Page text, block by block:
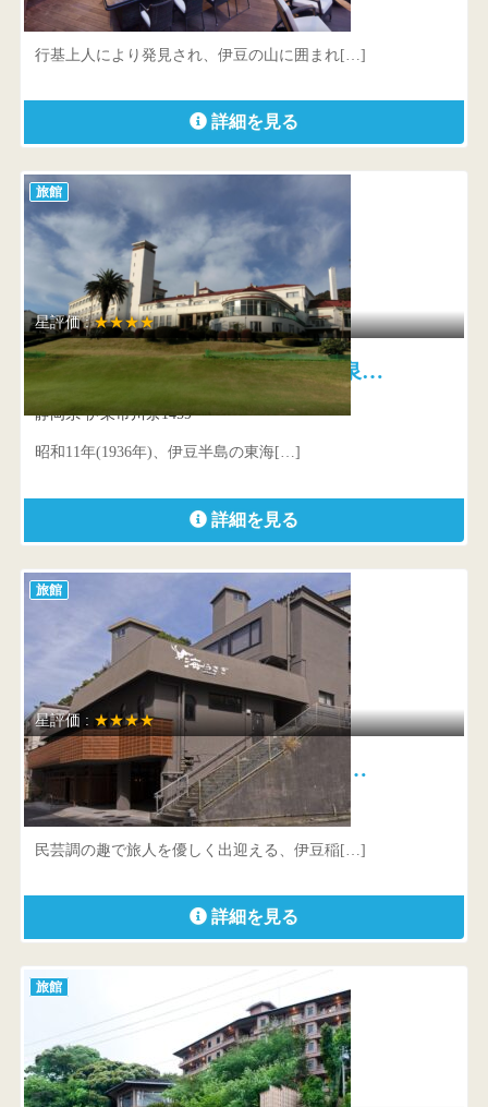
静岡県 伊豆市吉奈98番地
行基上人により発見され、伊豆の山に囲まれ[…]
詳細を見る
旅館
星評価 :★★★★
川奈ホテル 雄大な景観を温泉…
静岡県 伊東市川奈1459
昭和11年(1936年)、伊豆半島の東海[…]
詳細を見る
旅館
星評価 : ★★★★
石花海 別邸 海うさぎ 絶…
静岡県 賀茂郡東伊豆町稲取1591
民芸調の趣で旅人を優しく出迎える、伊豆稲[…]
詳細を見る
旅館